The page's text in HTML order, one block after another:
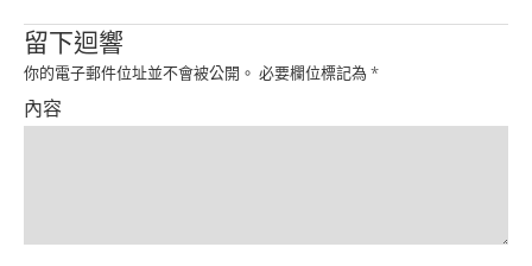
留下迴響
你的電子郵件位址並不會被公開。 必要欄位標記為 *
內容